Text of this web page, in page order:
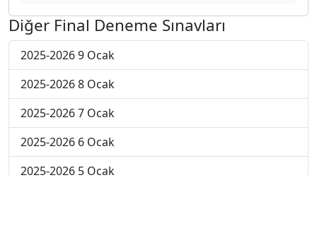
Diğer Final Deneme Sınavları
2025-2026 9 Ocak
2025-2026 8 Ocak
2025-2026 7 Ocak
2025-2026 6 Ocak
2025-2026 5 Ocak